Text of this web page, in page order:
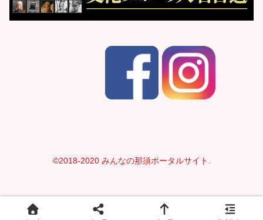
©2018-2020 みんなの那須ポータルサイト.